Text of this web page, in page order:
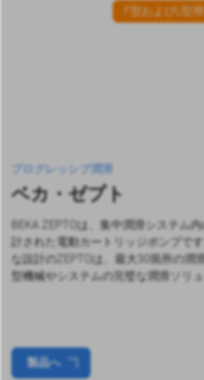
F型およびL型
プログレッシブ潤滑
ベカ・ゼプト
BEKA ZEPTOは、集中潤滑システム
計された電動カートリッジポンプで
な設計のZEPTOは、最大30箇所の潤
型機械やシステムの完璧な潤滑ソリュ
製品へ